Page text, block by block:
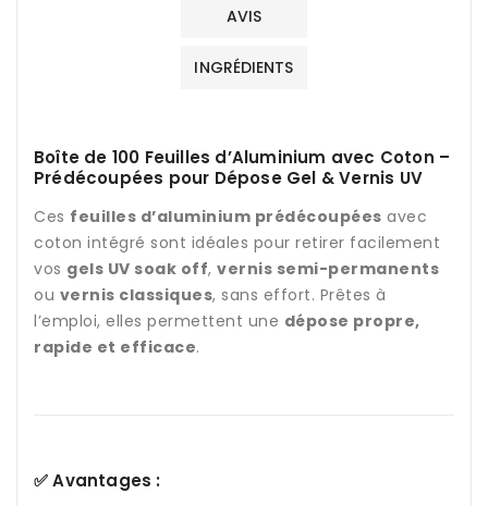
AVIS
INGRÉDIENTS
Boîte de 100 Feuilles d’Aluminium avec Coton –
Prédécoupées pour Dépose Gel & Vernis UV
Ces feuilles d’aluminium prédécoupées avec
coton intégré sont idéales pour retirer facilement
vos gels UV soak off, vernis semi-permanents
ou vernis classiques, sans effort. Prêtes à
l’emploi, elles permettent une dépose propre,
rapide et efficace.
✅ Avantages :